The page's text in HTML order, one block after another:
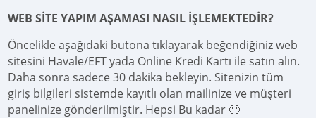
WEB SİTE YAPIM AŞAMASI NASIL İŞLEMEKTEDİR?
Öncelikle aşağıdaki butona tıklayarak beğendiğiniz web
sitesini Havale/EFT yada Online Kredi Kartı ile satın alın.
Daha sonra sadece 30 dakika bekleyin. Sitenizin tüm
giriş bilgileri sistemde kayıtlı olan mailinize ve müşteri
panelinize gönderilmiştir. Hepsi Bu kadar 🙂